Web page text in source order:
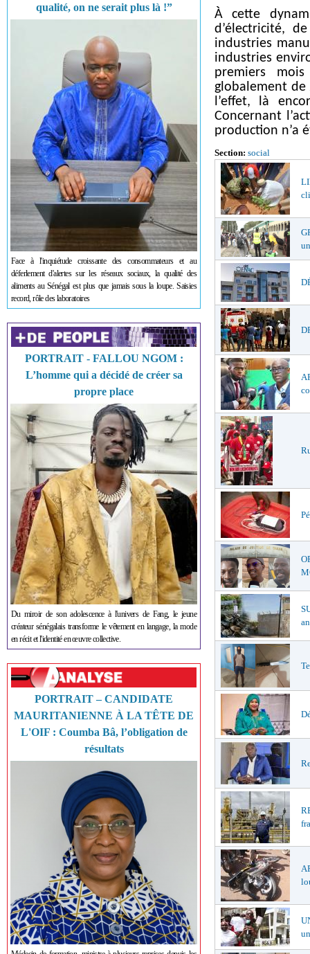
qualité, on ne serait plus là !”
Face à l'inquiétude croissante des consommateurs et au
déferlement d'alertes sur les réseaux sociaux, la qualité des
aliments au Sénégal est plus que jamais sous la loupe. Saisies
record, rôle des laboratoires
PORTRAIT - FALLOU NGOM :
L’homme qui a décidé de créer sa
propre place
Du miroir de son adolescence à l'univers de Fang, le jeune
créateur sénégalais transforme le vêtement en langage, la mode
en récit et l'identité en œuvre collective.
PORTRAIT – CANDIDATE
MAURITANIENNE À LA TÊTE DE
L'OIF : Coumba Bâ, l’obligation de
résultats
À cette
d’électricité,
industries
industries
premiers
globalement de
l’effet, là
Concernant
production n’a
Section: social